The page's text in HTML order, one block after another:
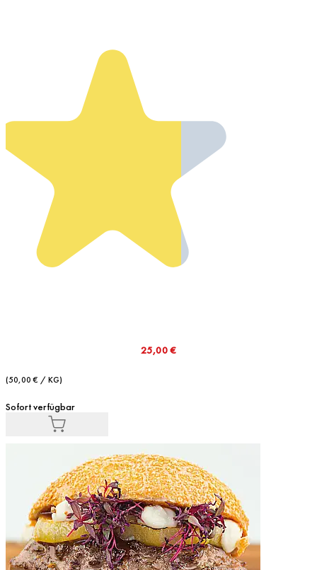
25,00 €
(50,00 € / KG)
Sofort verfügbar